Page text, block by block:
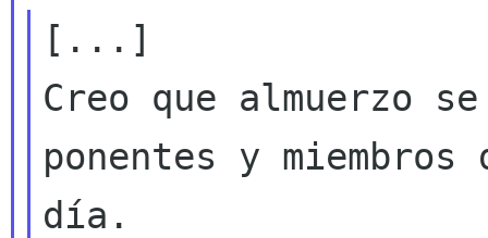
Creo que almuerzo
ponentes y
día.